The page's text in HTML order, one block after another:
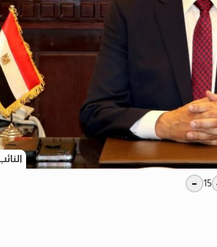
15
-